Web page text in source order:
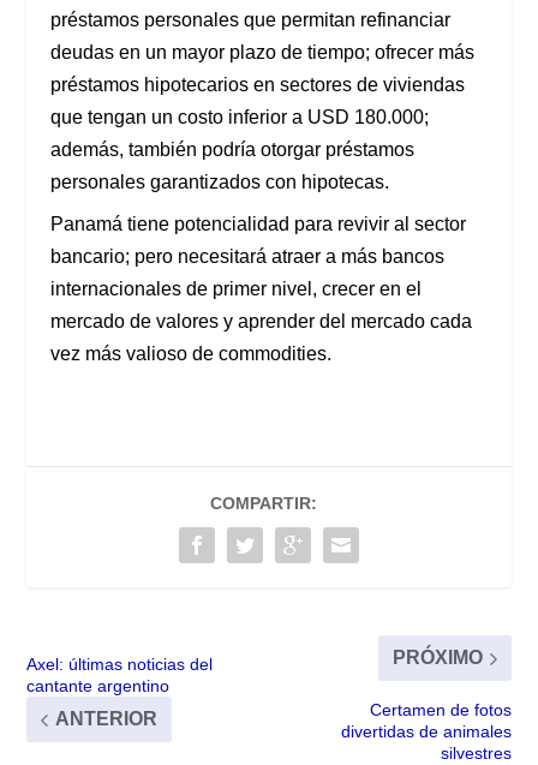
préstamos personales que permitan refinanciar
deudas en un mayor plazo de tiempo; ofrecer más
préstamos hipotecarios en sectores de viviendas
que tengan un costo inferior a USD 180.000;
además, también podría otorgar préstamos
personales garantizados con hipotecas.
Panamá tiene potencialidad para revivir al sector
bancario; pero necesitará atraer a más bancos
internacionales de primer nivel, crecer en el
mercado de valores y aprender del mercado cada
vez más valioso de commodities.
COMPARTIR:
Axel: últimas noticias del
cantante argentino
ANTERIOR
PRÓXIMO
Certamen de fotos
divertidas de animales
silvestres